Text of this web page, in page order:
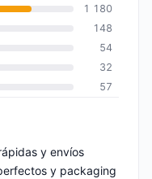
1 180
148
54
32
57
y envíos
y packaging